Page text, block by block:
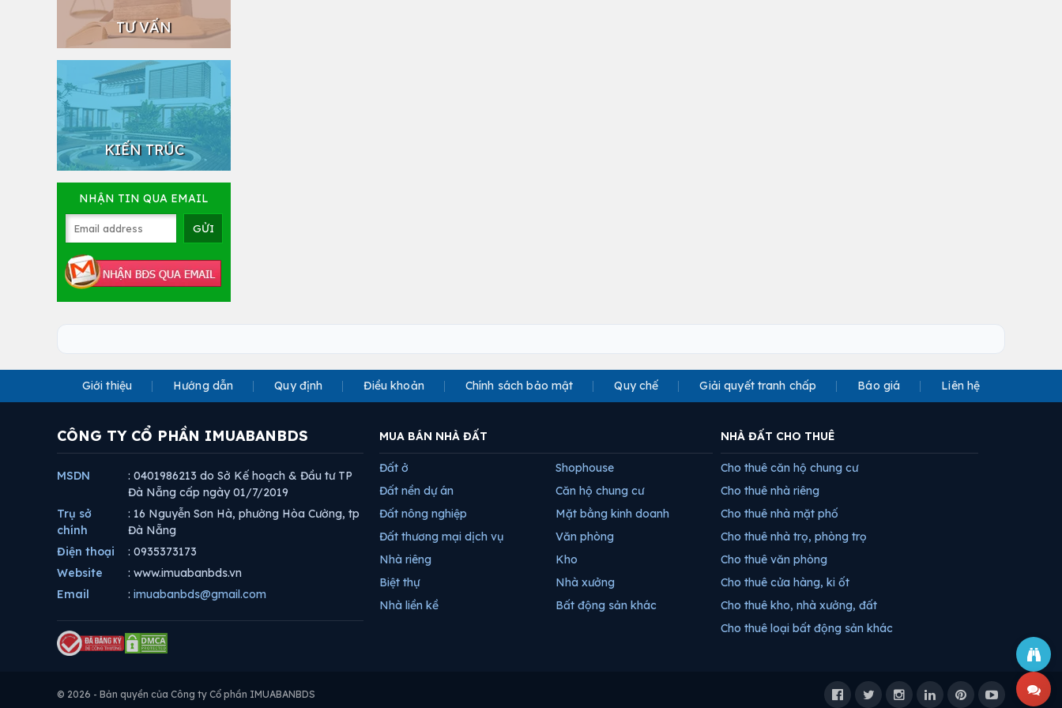
TƯ VẤN
KIẾN TRÚC
NHẬN TIN QUA EMAIL
Giới thiệu Hướng dẫn Quy định Điều khoản Chính sách bảo mật Quy chế Giải quyết tranh chấp Báo giá Liên hệ
CÔNG TY CỔ PHẦN IMUABANBDS
MSDN
: 0401986213 do Sở Kế hoạch & Đầu tư TP
Đà Nẵng cấp ngày 01/7/2019
Trụ sở
chính
: 16 Nguyễn Sơn Hà, phường Hòa Cường, tp
Đà Nẵng
Điện thoại
: 0935373173
Website
: www.imuabanbds.vn
Email
: imuabanbds@gmail.com
MUA BÁN NHÀ ĐẤT
Đất ở
Đất nền dự án
Đất nông nghiệp
Đất thương mại dịch vụ
Nhà riêng
Biệt thự
Nhà liền kề
Shophouse
Căn hộ chung cư
Mặt bằng kinh doanh
Văn phòng
Kho
Nhà xưởng
Bất động sản khác
NHÀ ĐẤT CHO THUÊ
Cho thuê căn hộ chung cư
Cho thuê nhà riêng
Cho thuê nhà mặt phố
Cho thuê nhà trọ, phòng trọ
Cho thuê văn phòng
Cho thuê cửa hàng, ki ốt
Cho thuê kho, nhà xưởng, đất
Cho thuê loại bất động sản khác
© 2026 - Bản quyền của Công ty Cổ phần IMUABANBDS